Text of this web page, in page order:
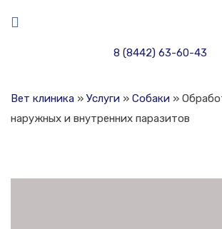
8 (8442) 63-60-43
Вет клиника »Услуги » Собаки »
наружных и внутренних паразитов